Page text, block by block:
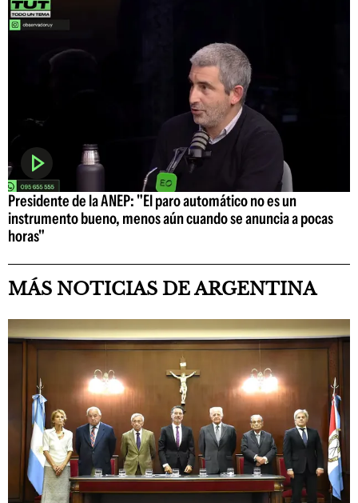
Presidente de la ANEP: "El paro automático no es un
instrumento bueno, menos aún cuando se anuncia a pocas
horas"
MÁS NOTICIAS DE ARGENTINA